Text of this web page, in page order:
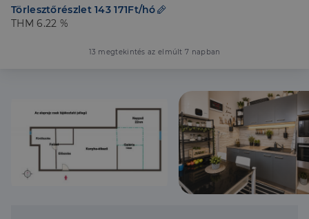
Törlesztőrészlet 143 171Ft/hó
THM 6.22 %
13 megtekintés az elmúlt 7 napban